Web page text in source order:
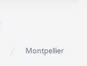
Montpellier